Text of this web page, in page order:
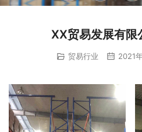
XX贸易发展有限
贸易行业 2021